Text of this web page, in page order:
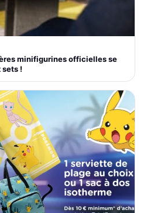
minifigurines officielles se
!